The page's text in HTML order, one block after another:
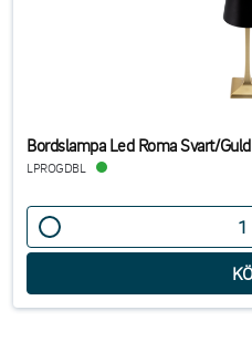
Bordslampa Led Roma Svart/Guld
LPROGDBL